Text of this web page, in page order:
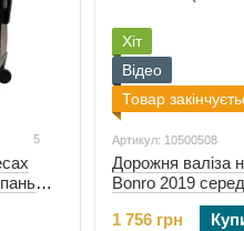
5
Хіт
Відео
Товар
Артикул: 10500508
Дорожня валіза
Bonro 2019
1 756 грн